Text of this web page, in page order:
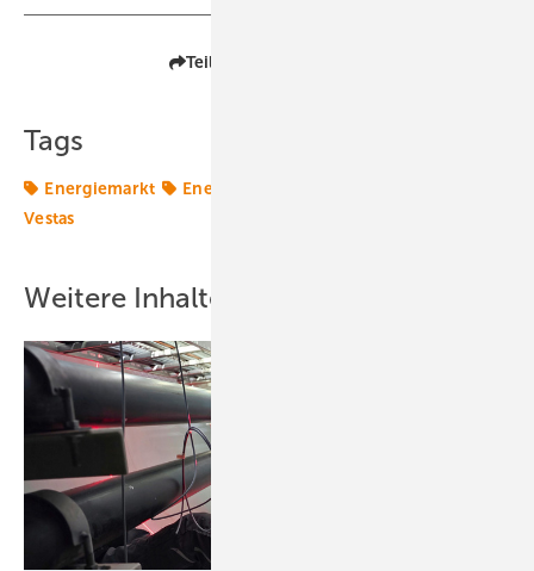
Teilen
Tags
Energiemarkt Energiemärkte weltweit
Vestas
Weitere Inhalte